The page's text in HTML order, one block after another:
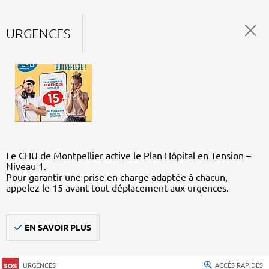
URGENCES
Le CHU de Montpellier active le Plan Hôpital en Tension –
Niveau 1.
Pour garantir une prise en charge adaptée à chacun,
appelez le 15 avant tout déplacement aux urgences.
EN SAVOIR PLUS
URGENCES ACCÈS RAPIDES